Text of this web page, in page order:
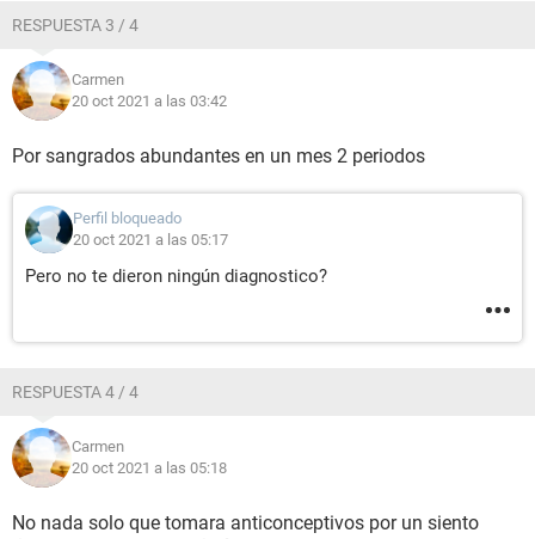
RESPUESTA 3 / 4
Carmen
20 oct 2021 a las 03:42
Por sangrados abundantes en un mes 2 periodos
Perfil bloqueado
20 oct 2021 a las 05:17
Pero no te dieron ningún diagnostico?
RESPUESTA 4 / 4
Carmen
20 oct 2021 a las 05:18
No nada solo que tomara anticonceptivos por un siento